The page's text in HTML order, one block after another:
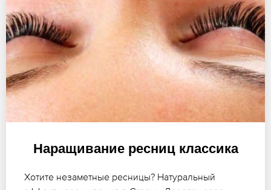
Наращивание ресниц классика
Хотите незаметные ресницы? Натуральный